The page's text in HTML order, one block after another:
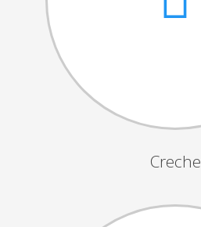
Festejos da Páscoa
Dia da Mãe
Dia Mundial da Criança
Marchas Populares
Dia de S.Martinho
Creche